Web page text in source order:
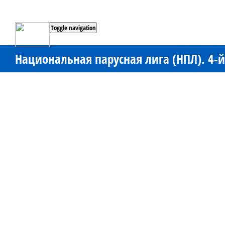
Toggle navigation
Национальная парусная лига (НПЛ). 4-